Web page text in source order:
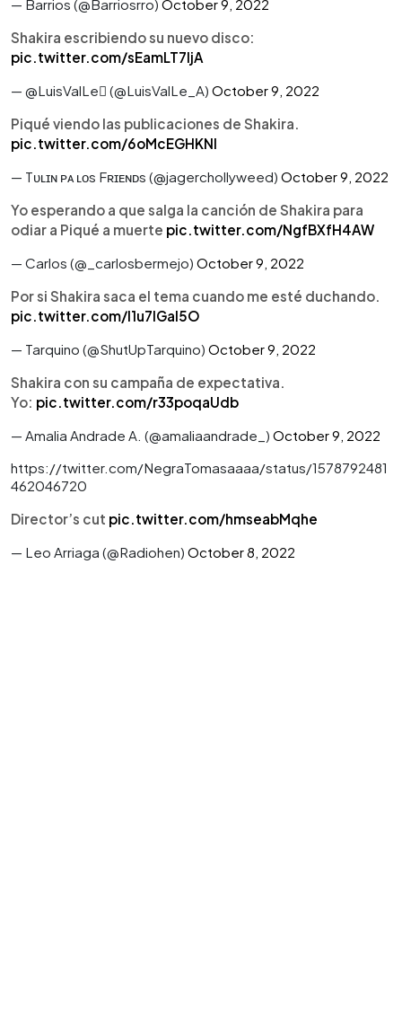
— Barrios (@Barriosrro) October 9, 2022
Shakira escribiendo su nuevo disco:
pic.twitter.com/sEamLT7IjA
— @LuisValLe (@LuisValLe_A) October 9, 2022
Piqué viendo las publicaciones de Shakira.
pic.twitter.com/6oMcEGHKNI
— Tᴜʟɪɴ ᴘᴀ ʟᴏs Fʀɪᴇɴᴅs (@jagerchollyweed) October 9, 2022
Yo esperando a que salga la canción de Shakira para
odiar a Piqué a muerte pic.twitter.com/NgfBXfH4AW
— Carlos (@_carlosbermejo) October 9, 2022
Por si Shakira saca el tema cuando me esté duchando.
pic.twitter.com/l1u7IGaI5O
— Tarquino (@ShutUpTarquino) October 9, 2022
Shakira con su campaña de expectativa.
Yo: pic.twitter.com/r33poqaUdb
— Amalia Andrade A. (@amaliaandrade_) October 9, 2022
https://twitter.com/NegraTomasaaaa/status/1578792481
462046720
Director’s cut pic.twitter.com/hmseabMqhe
— Leo Arriaga (@Radiohen) October 8, 2022